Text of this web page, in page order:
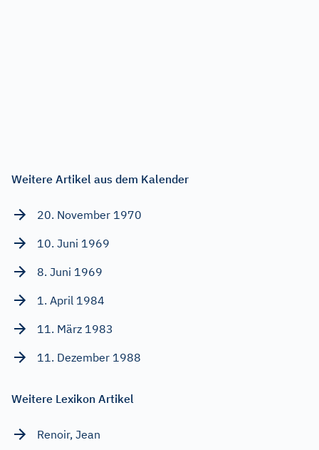
Weitere Artikel aus dem Kalender
20. November 1970
10. Juni 1969
8. Juni 1969
1. April 1984
11. März 1983
11. Dezember 1988
Weitere Lexikon Artikel
Renoir, Jean